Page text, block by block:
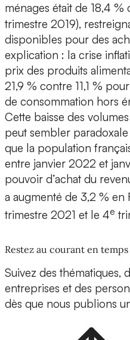
ménages était de 18,4 %
trimestre 2019),
disponibles pour des
explication : la crise
prix des produits
21,9 % contre 11,1 %
de consommation hors
Cette baisse des
peut sembler
que la population
entre janvier 2022 et
pouvoir d’achat du
a augmenté de 3,2 % en
trimestre 2021 et le 4e
Restez au courant en
Suivez des thématiques,
entreprises et des
dès que nous publions